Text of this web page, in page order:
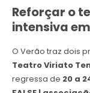
Reforçar o
intensiva
O Verão traz dois
Teatro Viriato
regressa de 20 a